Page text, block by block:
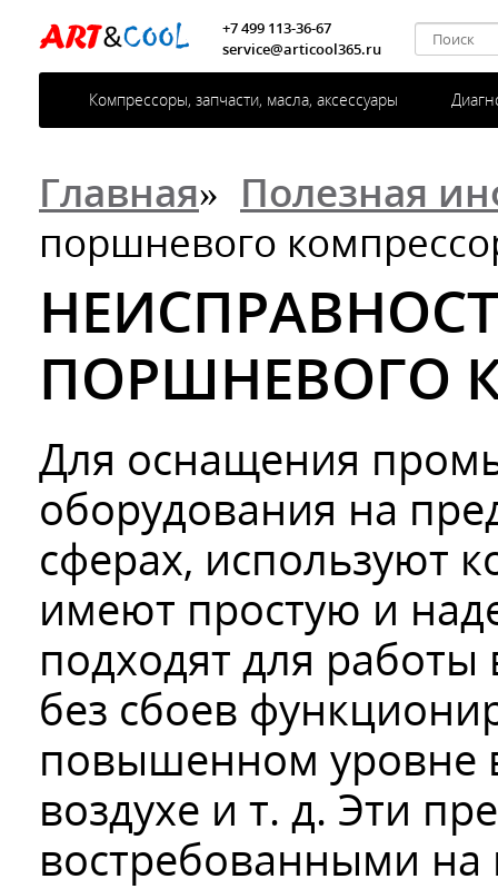
Компрессоры, запчасти, масла, аксессуары
+7 499 113-36-67
service@articool365.ru
Главная» Полезная
поршневого
ПОРШНЕВОГО
Для оснащения
оборудования на
сферах, используют
имеют простую и
подходят для
без сбоев
повышенном уровне
воздухе и т. д. Эти
востребованными на